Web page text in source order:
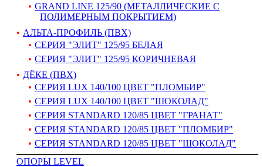
GRAND LINE 125/90 (МЕТАЛЛИЧЕСКИЕ С
ПОЛИМЕРНЫМ ПОКРЫТИЕМ)
АЛЬТА-ПРОФИЛЬ (ПВХ)
СЕРИЯ "ЭЛИТ" 125/95 БЕЛАЯ
СЕРИЯ "ЭЛИТ" 125/95 КОРИЧНЕВАЯ
ДЁКЕ (ПВХ)
СЕРИЯ LUX 140/100 ЦВЕТ "ПЛОМБИР"
СЕРИЯ LUX 140/100 ЦВЕТ "ШОКОЛАД"
СЕРИЯ STANDARD 120/85 ЦВЕТ "ГРАНАТ"
СЕРИЯ STANDARD 120/85 ЦВЕТ "ПЛОМБИР"
СЕРИЯ STANDARD 120/85 ЦВЕТ "ШОКОЛАД"
ОПОРЫ LEVEL